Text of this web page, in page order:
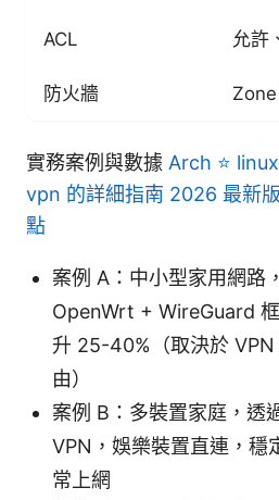
ACL 允許
防火牆
實務案例與數據 Arch ⭐
vpn 的詳細指南 2026 最新
點
案例 A：中小型家用網路
OpenWrt + WireGuard
升 25-40%（取決於
由）
案例 B：多裝置家庭，透
VPN，娛樂裝置直連，穩
常上網